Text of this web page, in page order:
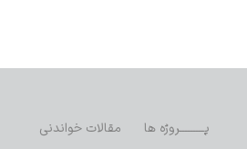
پـــــــــروژه ها
مقالات خواندنی